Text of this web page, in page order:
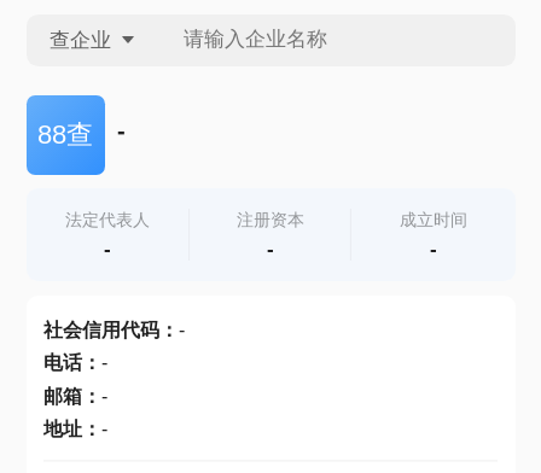
查企业
查企业
查产地
88查 -
法定代表人
-
注册资本
-
成立时间
-
社会信用代码： -
电话： -
邮箱： -
地址： -